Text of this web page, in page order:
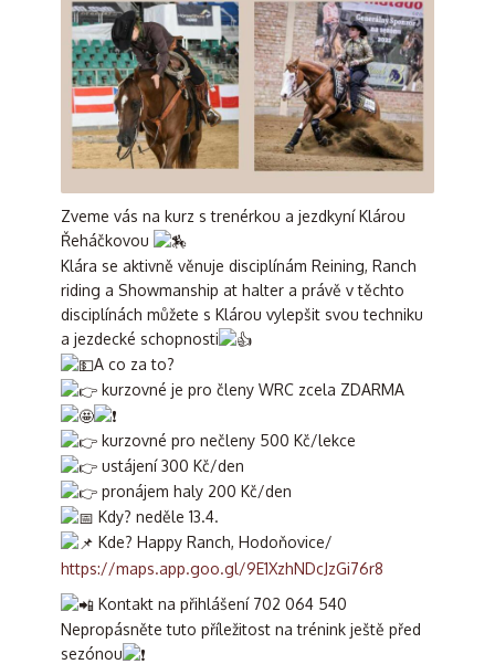
Zveme vás na kurz s trenérkou a jezdkyní Klárou
Řeháčkovou
Klára se aktivně věnuje disciplínám Reining, Ranch
riding a Showmanship at halter a právě v těchto
disciplínách můžete s Klárou vylepšit svou techniku
a jezdecké schopnosti
A co za to?
kurzovné je pro členy WRC zcela ZDARMA
kurzovné pro nečleny 500 Kč/lekce
ustájení 300 Kč/den
pronájem haly 200 Kč/den
Kdy? neděle 13.4.
Kde? Happy Ranch, Hodoňovice/
https://maps.app.goo.gl/9E1XzhNDcJzGi76r8
Kontakt na přihlášení 702 064 540
Nepropásněte tuto příležitost na trénink ještě před
sezónou